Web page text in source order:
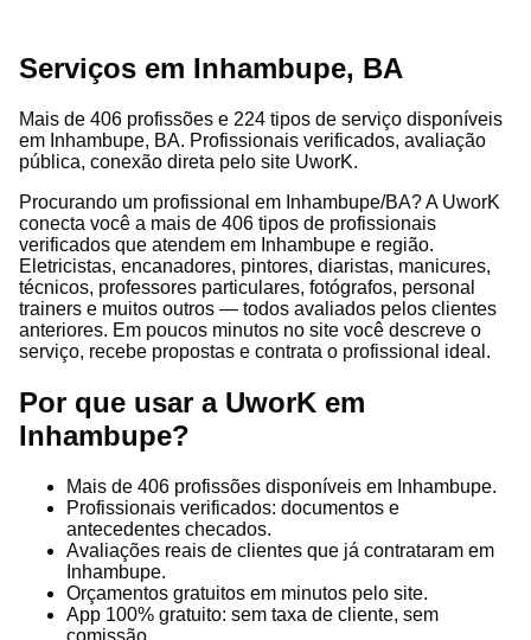
Serviços em Inhambupe, BA
Mais de 406 profissões e 224 tipos de serviço disponíveis
em Inhambupe, BA. Profissionais verificados, avaliação
pública, conexão direta pelo site UworK.
Procurando um profissional em Inhambupe/BA? A UworK
conecta você a mais de 406 tipos de profissionais
verificados que atendem em Inhambupe e região.
Eletricistas, encanadores, pintores, diaristas, manicures,
técnicos, professores particulares, fotógrafos, personal
trainers e muitos outros — todos avaliados pelos clientes
anteriores. Em poucos minutos no site você descreve o
serviço, recebe propostas e contrata o profissional ideal.
Por que usar a UworK em
Inhambupe?
Mais de 406 profissões disponíveis em Inhambupe.
Profissionais verificados: documentos e
antecedentes checados.
Avaliações reais de clientes que já contrataram em
Inhambupe.
Orçamentos gratuitos em minutos pelo site.
App 100% gratuito: sem taxa de cliente, sem
comissão.